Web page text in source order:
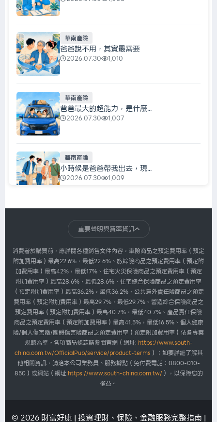
華南產險
爸爸說不用，其實最需要
2026.07.30 1,010
華南產險
爸爸最大的超能力，是什麼...
2026.07.30 1,007
華南產險
小時候是爸爸帶我出去，現...
2026.07.30 1,009
每天都在充電，真正該充的...
2026.07.30 1,007
華南產險
我們忙著搶票，主辦單位忙...
2026.07.30 1,007
重要聲明與費率資訊
消費者於購買前，應詳閱各種銷售文件內容，車險商品之預定費用率（預定
附加費用率）最高22.6%，最低22.6%、旅綜險商品之預定費用率（預定附
加費用率）最高42%，最低17%、住宅火災保險商品之預定費用率（預定
附加費用率）最高28.6%，最低28.6%、住宅綜合保險商品之預定費用率
（預定附加費用率）最高36.2%，最低36.2%、公共意外責任險商品之預定
費用率（預定附加費用率）最高29.7%，最低29.7%、營造綜合保險商品之
預定費用率（預定附加費用率）最高40.7%，最低40.7%、產品責任保險
商品之預定費用率（預定附加費用率）最高41.5%，最低16.5%、個人健康
險/個人傷害險/團體傷害險商品之預定費用率（預定附加費用率）依各專案
規範為準。各項商品條款請參閱官網（網址: https://www.south-
china.com.tw/OfficialPub/service/product-terms ）；如要詳細了解其
他相關資訊，請洽本公司業務員、服務據點（免付費電話：0800-010-
850）或網站（網址:https://www.south-china.com.tw/ ），以保障您的
權益。
© 2026 財富好康 | 投資理財、保險、金融服務完整指南 |